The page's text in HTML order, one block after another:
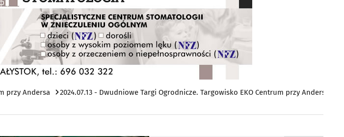
przy Andersa 2024.07.13 - Dwudniowe Targi Ogrodnicze. Targowisko EKO Centrum przy Andersa